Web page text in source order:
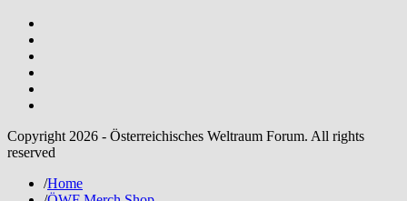
Copyright 2026 - Österreichisches Weltraum Forum. All rights
reserved
/Home